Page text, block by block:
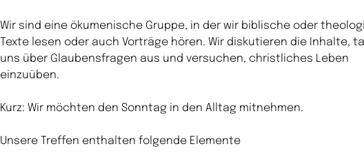
Wir sind eine ökumenische Gruppe, in der wir biblische oder
Texte lesen oder auch Vorträge hören. Wir diskutieren die Inhalte,
uns über Glaubensfragen aus und versuchen, christliches Leben
einzuüben.
Kurz: Wir möchten den Sonntag in den Alltag mitnehmen.
Unsere Treffen enthalten folgende Elemente